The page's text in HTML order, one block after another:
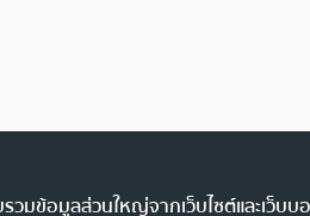
วมข้อมูลส่วนใหญ่จากเว็บไซต์และเว็บ